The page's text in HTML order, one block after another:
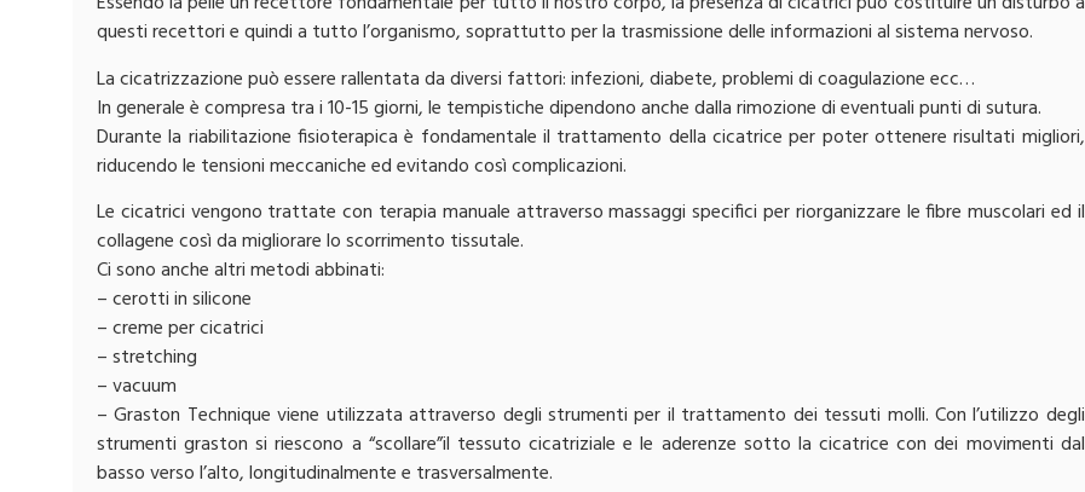
questi recettori e quindi a tutto l’organismo, soprattutto per la trasmissione delle informazioni al sistema nervoso.
La cicatrizzazione può essere rallentata da diversi fattori: infezioni, diabete, problemi di coagulazione ecc…
In generale è compresa tra i 10-15 giorni, le tempistiche dipendono anche dalla rimozione di eventuali punti di sutura.
Durante la riabilitazione fisioterapica è fondamentale il trattamento della cicatrice per poter ottenere risultati migliori,
riducendo le tensioni meccaniche ed evitando così complicazioni.
Le cicatrici vengono trattate con terapia manuale attraverso massaggi specifici per riorganizzare le fibre muscolari ed il
collagene così da migliorare lo scorrimento tissutale.
Ci sono anche altri metodi abbinati:
– cerotti in silicone
– creme per cicatrici
– stretching
– vacuum
– Graston Technique viene utilizzata attraverso degli strumenti per il trattamento dei tessuti molli. Con l’utilizzo degli
strumenti graston si riescono a “scollare”il tessuto cicatriziale e le aderenze sotto la cicatrice con dei movimenti dal
basso verso l’alto, longitudinalmente e trasversalmente.